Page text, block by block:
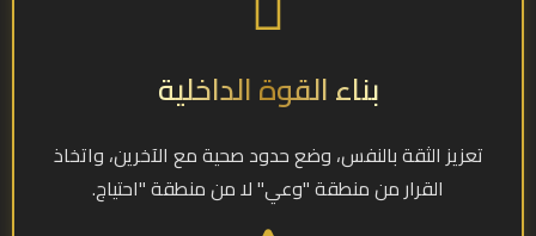
بناء القوة الداخلية
تعزيز الثقة بالنفس، وضع حدود صحية مع الآخرين، واتخاذ
القرار من منطقة "وعي" لا من منطقة "احتياج.